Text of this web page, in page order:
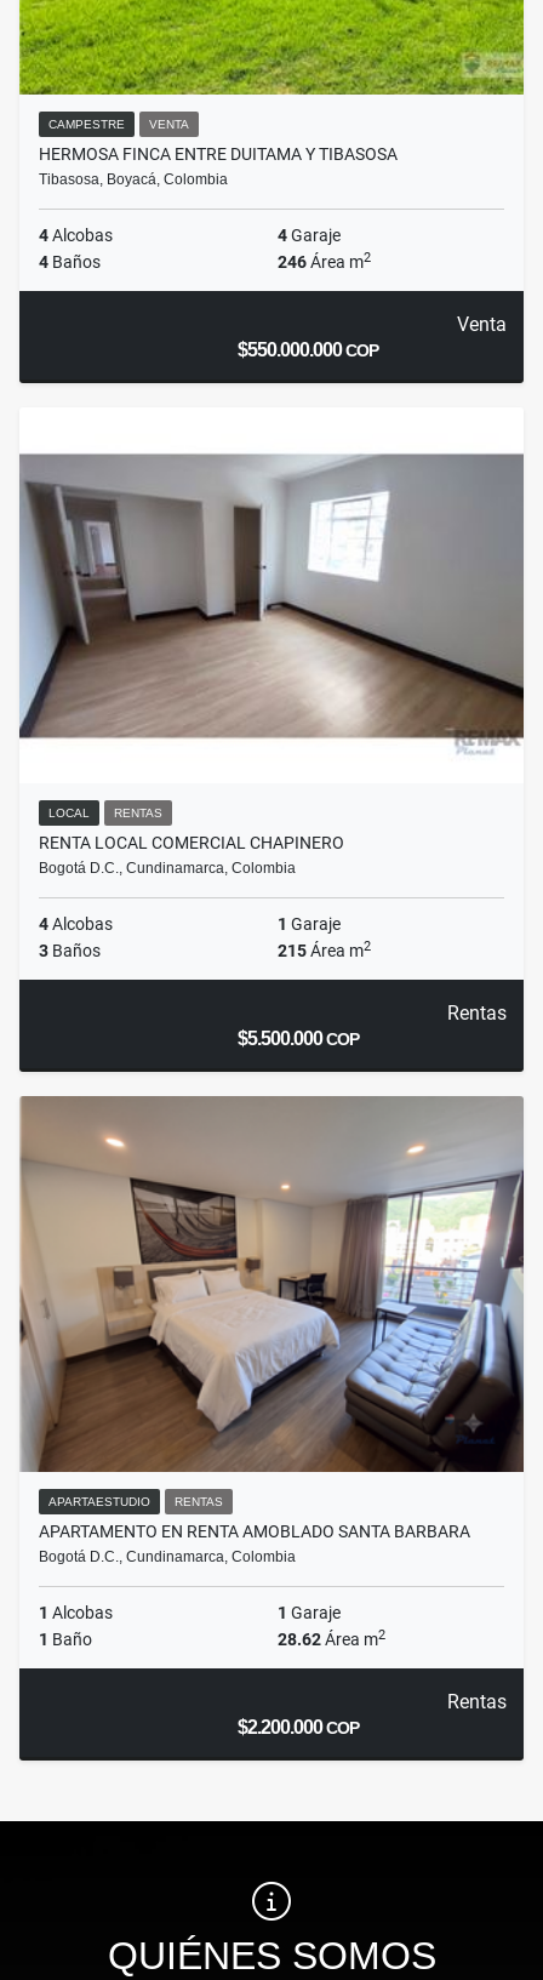
CAMPESTRE VENTA
HERMOSA FINCA ENTRE DUITAMA Y TIBASOSA
Tibasosa, Boyacá, Colombia
4Alcobas 4Garaje
4 Baños 246Área m2
Venta
$550.000.000COP
LOCAL RENTAS
RENTA LOCAL COMERCIAL CHAPINERO
Bogotá D.C., Cundinamarca, Colombia
4Alcobas 1 Garaje
3 Baños 215Área m2
Rentas
$5.500.000COP
APARTAESTUDIO RENTAS
APARTAMENTO EN RENTA AMOBLADO SANTA BARBARA
Bogotá D.C., Cundinamarca, Colombia
1 Alcobas 1 Garaje
1 Baño 28.62Área m2
Rentas
$2.200.000COP
QUIÉNES SOMOS